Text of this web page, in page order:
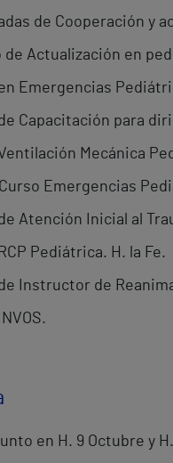
de Cooperación y
de Actualización en
Emergencias
Capacitación para
Mecánica
Emergencias
Atención Inicial al
Pediátrica. H. la Fe.
Instructor de
en H. 9 Octubre y